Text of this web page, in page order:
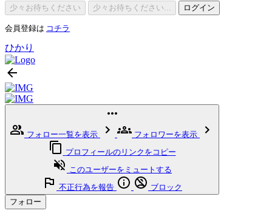
少々お待ちください 少々お待ちください... ログイン
会員登録は コチラ
ひかり
フォロー一覧を表示
フォロワーを表示
プロフィールのリンクをコピー
このユーザーをミュートする
不正行為を報告
ブロック
フォロー